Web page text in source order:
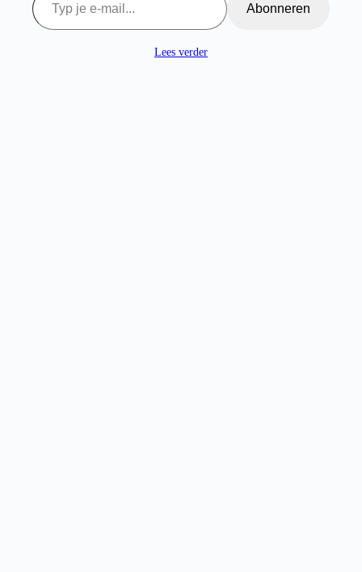
Abonneren
Lees verder